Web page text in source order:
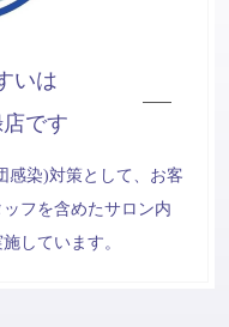
いは
です
感染)対策として、お客
フを含めたサロン内
しています。